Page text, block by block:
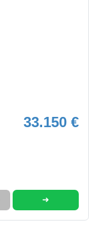
33.150 €
➜